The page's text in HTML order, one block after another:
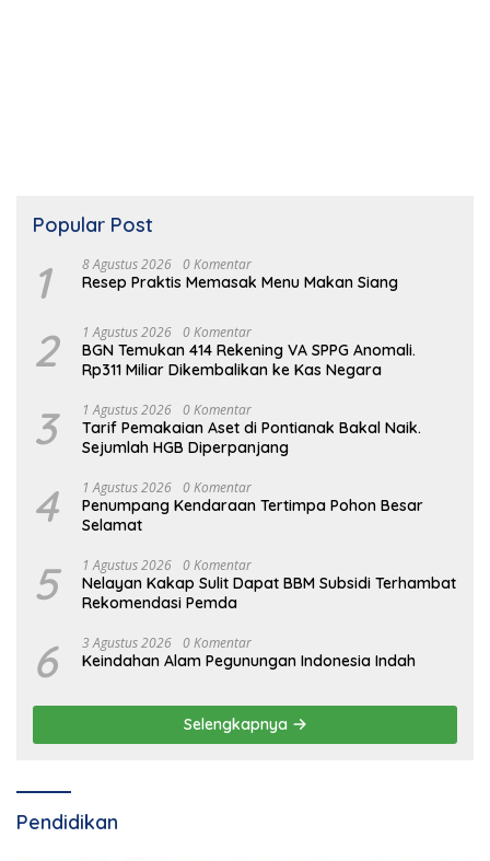
Popular Post
1 8 Agustus 2026 0 Komentar
Resep Praktis Memasak Menu Makan Siang
2 1 Agustus 2026 0 Komentar
BGN Temukan 414 Rekening VA SPPG Anomali.
Rp311 Miliar Dikembalikan ke Kas Negara
3 1 Agustus 2026 0 Komentar
Tarif Pemakaian Aset di Pontianak Bakal Naik.
Sejumlah HGB Diperpanjang
4 1 Agustus 2026 0 Komentar
Penumpang Kendaraan Tertimpa Pohon Besar
Selamat
5 1 Agustus 2026 0 Komentar
Nelayan Kakap Sulit Dapat BBM Subsidi Terhambat
Rekomendasi Pemda
6 3 Agustus 2026 0 Komentar
Keindahan Alam Pegunungan Indonesia Indah
Selengkapnya
Pendidikan